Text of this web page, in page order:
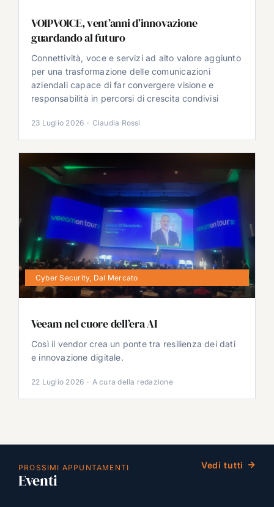
VOIPVOICE, vent’anni d’innovazione
guardando al futuro
Connettività, voce e servizi ad alto valore aggiunto
per una trasformazione delle comunicazioni
aziendali capace di far convergere visione e
responsabilità in percorsi di crescita condivisi
23 Luglio 2026 · Claudia Rossi
Cyber Security, Dal Mercato
Veeam nel cuore dell’era AI
Così il vendor crea un ponte tra resilienza dei dati
e innovazione digitale.
22 Luglio 2026 · A cura della redazione
PROSSIMI APPUNTAMENTI
Eventi
Vedi tutti